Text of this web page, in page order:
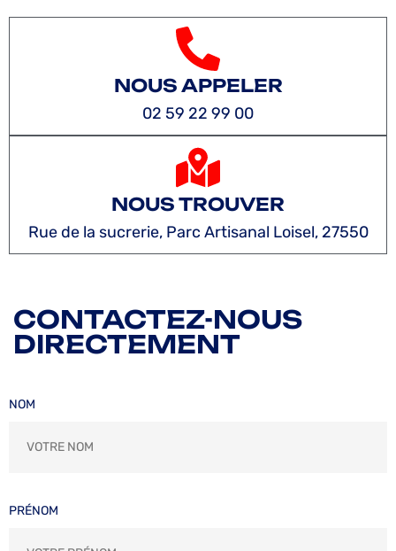
NOUS APPELER
02 59 22 99 00
NOUS TROUVER
Rue de la sucrerie, Parc Artisanal Loisel, 27550
CONTACTEZ-NOUS
DIRECTEMENT
NOM
PRÉNOM